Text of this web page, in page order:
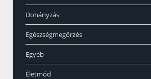
Dohányzás
Egészségmegőrzés
Egyéb
Életmód